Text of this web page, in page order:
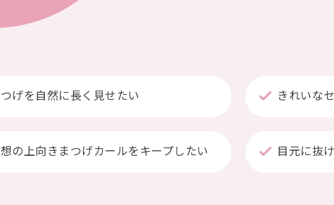
げを自然に長く見せたい きれいな
の上向きまつげカールをキープしたい 目元に抜